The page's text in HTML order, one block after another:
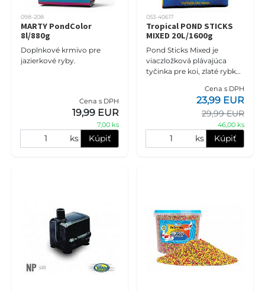
098-208
MARTY PondColor
8l/880g
Doplnkové krmivo pre
jazierkové ryby.
Cena s DPH
19,99 EUR
7,00 ks
ks Kúpiť
053-40617
Tropical POND STICKS
MIXED 20L/1600g
Pond Sticks Mixed je
viaczložková plávajúca
tyčinka pre koi, zlaté rybky
ryby chované v záhradných
jazierkach a rybníkoch. Sta
Cena s DPH
29,99 EUR
23,99 EUR
46,00 ks
ks Kúpiť